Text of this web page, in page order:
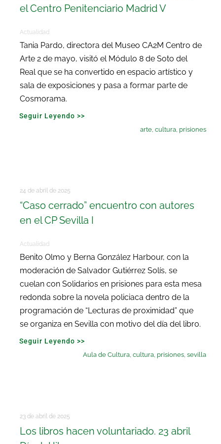
el Centro Penitenciario Madrid V
Actualidad
Tania Pardo, directora del Museo CA2M Centro de
Arte 2 de mayo, visitó el Módulo 8 de Soto del
Real que se ha convertido en espacio artístico y
sala de exposiciones y pasa a formar parte de
Cosmorama.
Seguir Leyendo >>
arte ,cultura prisiones
24 de abril de 2025
“Caso cerrado” encuentro con autores
en el CP Sevilla I
Actualidad
Benito Olmo y Berna González Harbour, con la
moderación de Salvador Gutiérrez Solís, se
cuelan con Solidarios en prisiones para esta mesa
redonda sobre la novela policiaca dentro de la
programación de “Lecturas de proximidad” que
se organiza en Sevilla con motivo del día del libro.
Seguir Leyendo >>
Aula de Cultura,cultura, prisiones,sevilla
23 de abril de 2025
Los libros hacen voluntariado. 23 abril